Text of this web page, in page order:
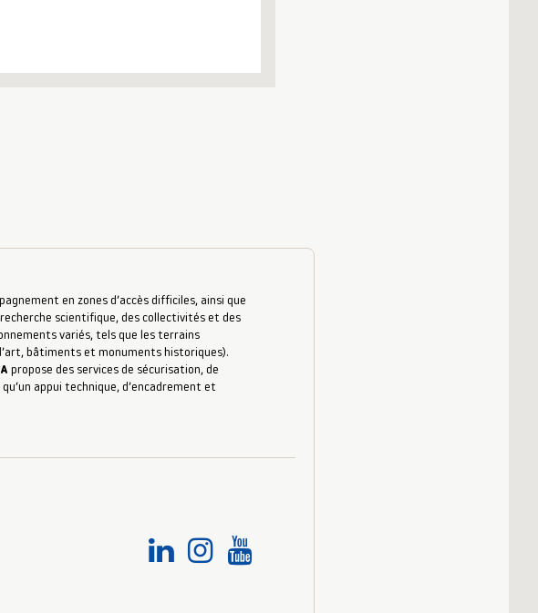
en zones d’accès difficiles, ainsi que
scientifique, des collectivités et des
variés, tels que les terrains
bâtiments et monuments historiques).
propose des services de sécurisation, de
appui technique, d’encadrement et